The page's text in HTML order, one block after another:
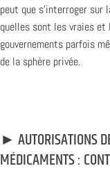
peut que s’interroger
quelles sont les vraies
gouvernements parfois
de la sphère privée.
► AUTORISATIONS
MÉDICAMENTS :